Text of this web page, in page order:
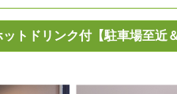
トドリンク付【駐車場至近